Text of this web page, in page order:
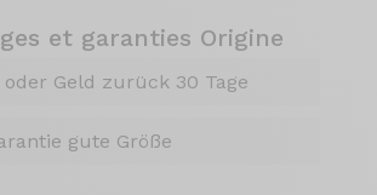
et garanties Origine
Geld zurück 30 Tage
gute Größe